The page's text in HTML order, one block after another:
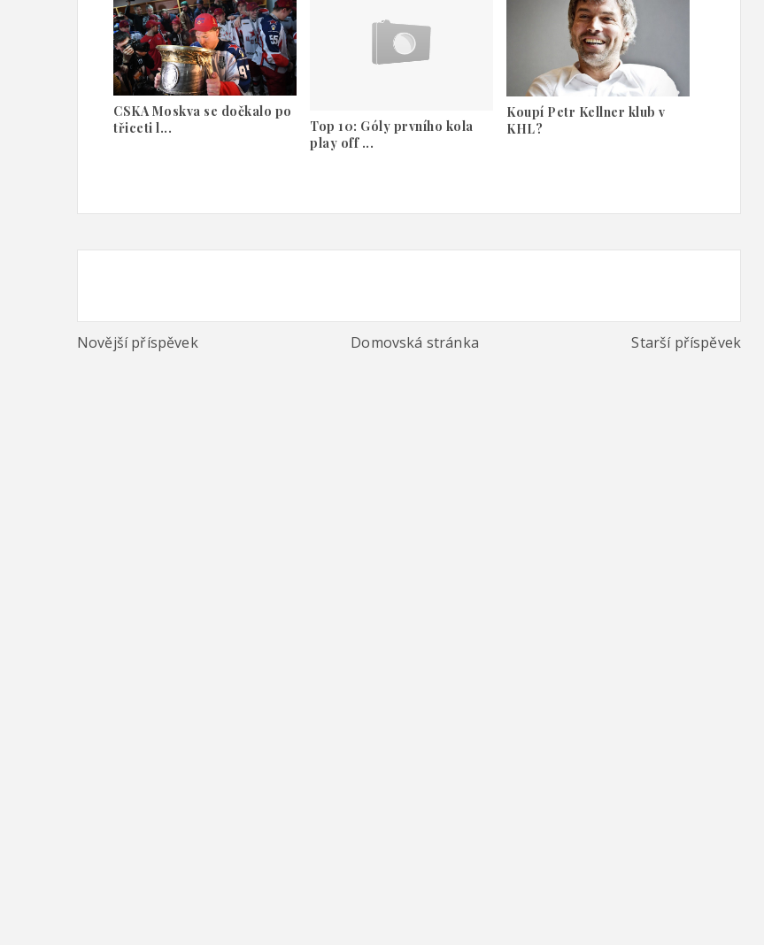
CSKA Moskva se dočkalo po
třiceti l...
Top 10: Góly prvního kola
play off ...
Koupí Petr Kellner klub v
KHL?
Novější příspěvek Domovská stránka Starší příspěvek